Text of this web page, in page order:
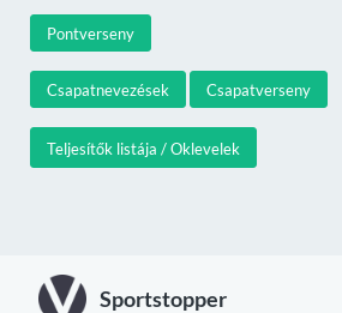
Pontverseny
Csapatnevezések Csapatverseny
Teljesítők listája / Oklevelek
Sportstopper